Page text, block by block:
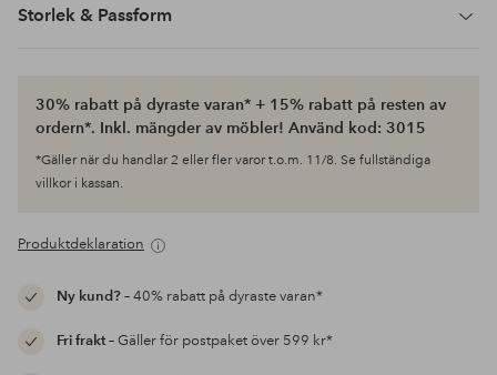
Storlek & Passform
30% rabatt på dyraste varan* + 15% rabatt på resten av
ordern*. Inkl. mängder av möbler! Använd kod: 3015
*Gäller när du handlar 2 eller fler varor t.o.m. 11/8. Se fullständiga
villkor i kassan.
Produktdeklaration
Ny kund?– 40% rabatt på dyraste varan*
Fri frakt– Gäller för postpaket över 599 kr*